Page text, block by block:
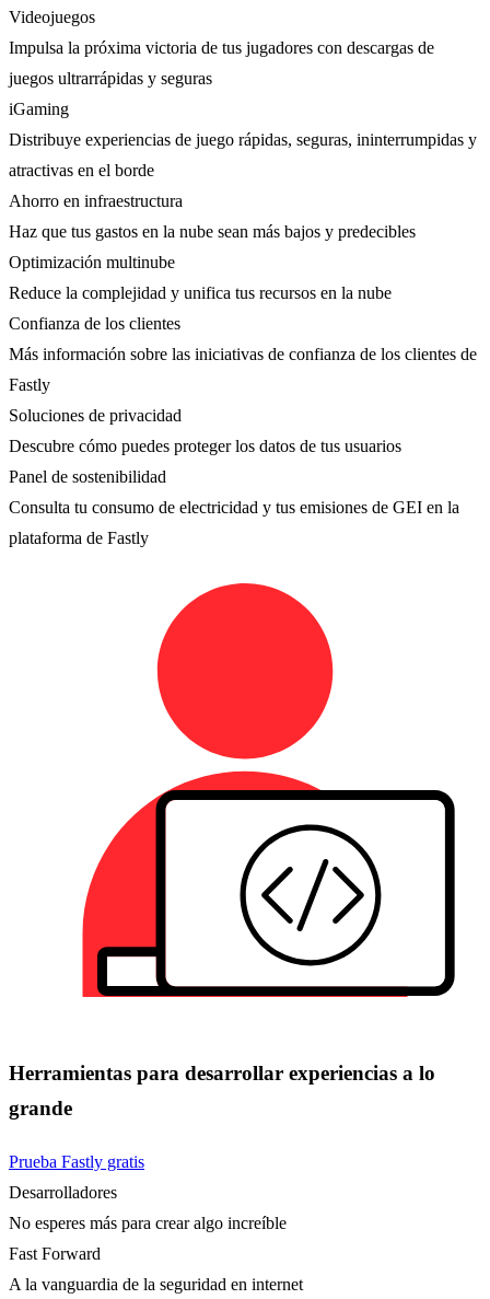
Videojuegos
Impulsa la próxima victoria de tus jugadores con descargas de
juegos ultrarrápidas y seguras
iGaming
Distribuye experiencias de juego rápidas, seguras, ininterrumpidas y
atractivas en el borde
Ahorro en infraestructura
Haz que tus gastos en la nube sean más bajos y predecibles
Optimización multinube
Reduce la complejidad y unifica tus recursos en la nube
Confianza de los clientes
Más información sobre las iniciativas de confianza de los clientes de
Fastly
Soluciones de privacidad
Descubre cómo puedes proteger los datos de tus usuarios
Panel de sostenibilidad
Consulta tu consumo de electricidad y tus emisiones de GEI en la
plataforma de Fastly
Herramientas para desarrollar experiencias a lo
grande
Prueba Fastly gratis
Desarrolladores
No esperes más para crear algo increíble
Fast Forward
A la vanguardia de la seguridad en internet